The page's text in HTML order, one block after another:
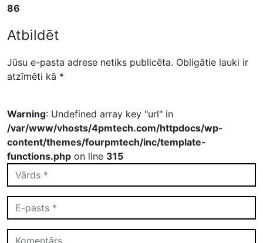
86
Atbildēt
Jūsu e-pasta adrese netiks publicēta. Obligātie lauki ir
atzīmēti kā *
Warning: Undefined array key "url" in
/var/www/vhosts/4pmtech.com/httpdocs/wp-
content/themes/fourpmtech/inc/template-
functions.php on line 315